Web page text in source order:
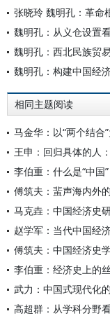
魏明孔：从义仓设置
魏明孔：西北民族贸
魏明孔：构建中国经
相同主题阅读
马金华：以“两个结合
王申：回归具体的人
李伯重：什么是“中国
傅筑夫：蜚声海内外
马克垚：中国经济史
赵学军：当代中国经
傅筑夫：中国经济史
李伯重：经济史上的
武力：中国式现代化
高超群：从学科分野